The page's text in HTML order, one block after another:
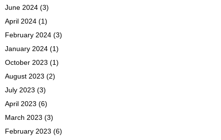
June 2024 (3)
April 2024 (1)
February 2024 (3)
January 2024 (1)
October 2023 (1)
August 2023 (2)
July 2023 (3)
April 2023 (6)
March 2023 (3)
February 2023 (6)